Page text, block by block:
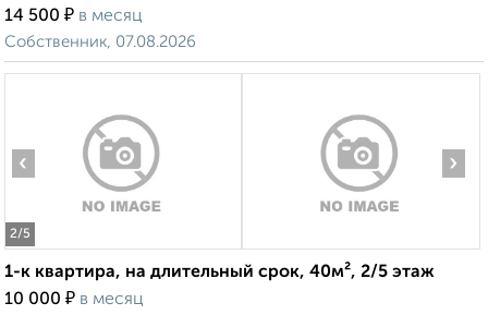
14 500 ₽ в месяц
Собственник, 07.08.2026
2/5
‹ ›
1-к квартира, на длительный срок, 40м², 2/5 этаж
10 000 ₽ в месяц